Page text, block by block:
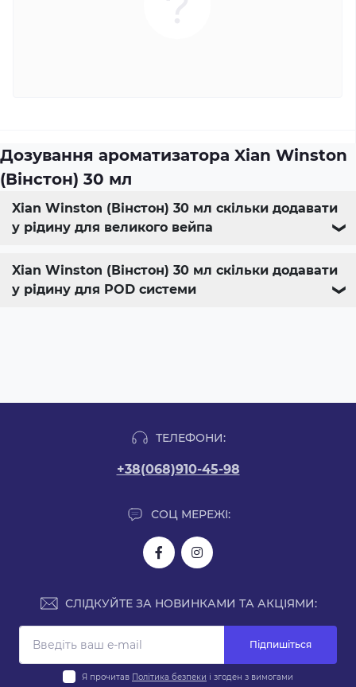
Дозування ароматизатора Xian Winston
(Вінстон) 30 мл
Xian Winston (Вінстон) 30 мл скільки додавати
у рідину для великого вейпа
❯
Xian Winston (Вінстон) 30 мл скільки додавати
у рідину для POD системи
❯
ТЕЛЕФОНИ:
+38(068)910-45-98
СОЦ МЕРЕЖІ:
СЛІДКУЙТЕ ЗА НОВИНКАМИ ТА АКЦІЯМИ:
Підпишіться
Я прочитав Політика безпеки і згоден з вимогами